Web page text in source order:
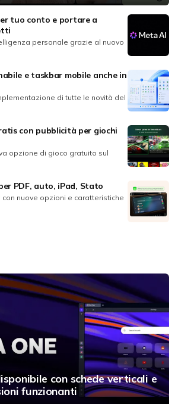
tuo conto e portare a
personale grazie al nuovo
e taskbar mobile anche in
di tutte le novità del
con pubblicità per giochi
opzione di gioco gratuito sul
PDF, auto, iPad, Stato
nuove opzioni e caratteristiche
con schede verticali e
funzionanti